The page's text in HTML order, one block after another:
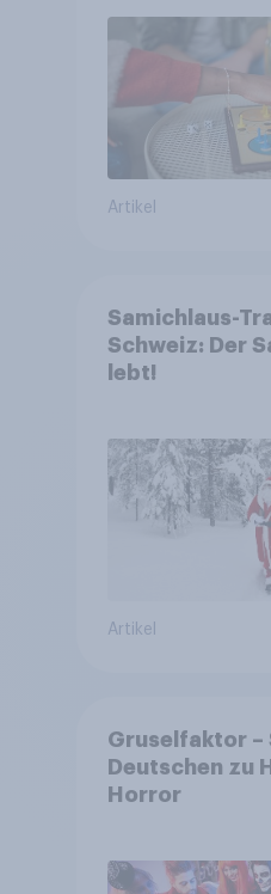
Artikel
Samichlaus-
Schweiz: Der
lebt!
Artikel
Gruselfaktor –
Deutschen zu
Horror